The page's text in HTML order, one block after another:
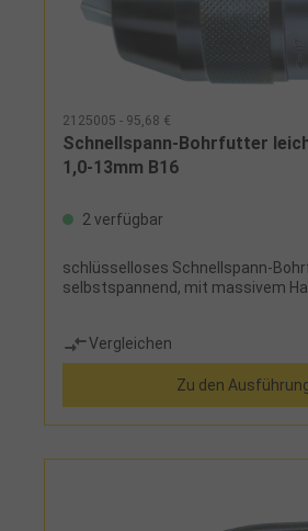
2125005 - 95,68 €
Schnellspann-Bohrfutter
1,0-13mm B16
2 verfügbar
schlüsselloses Schnellspann-
selbstspannend, mit massivem
Vergleichen
Zu den